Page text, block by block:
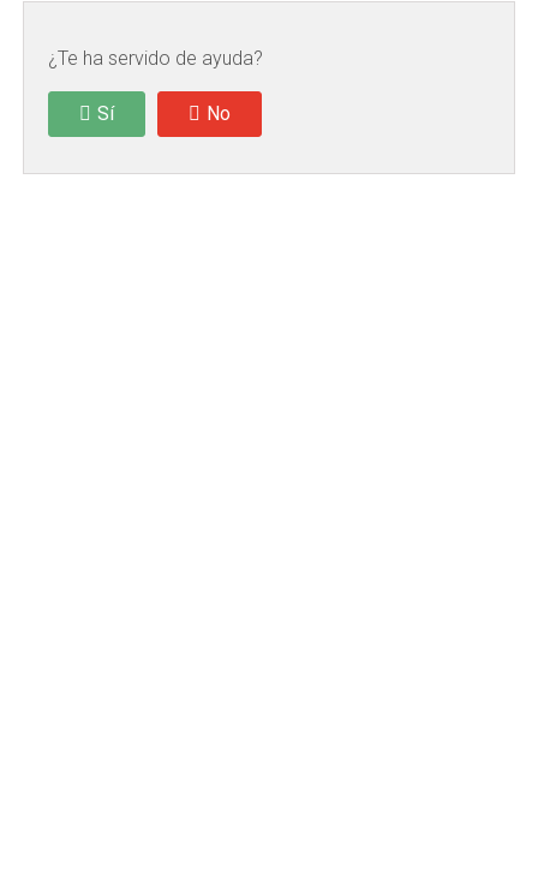
¿Te ha servido de ayuda?
Sí No